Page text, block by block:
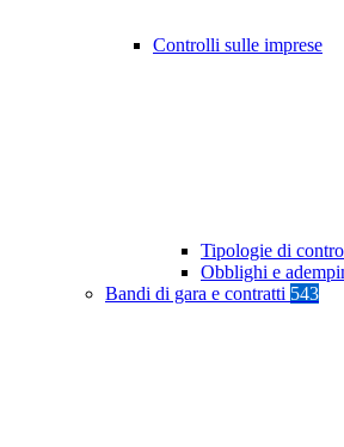
Controlli sulle imprese
Tipologie di
Obblighi e
Bandi di gara e contratti 543